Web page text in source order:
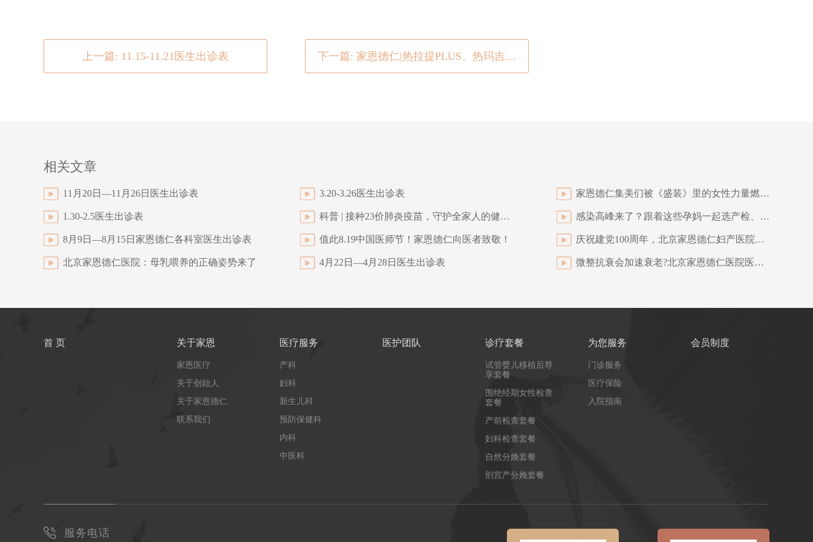
上一篇: 11.15-11.21医生出诊表 下一篇: 家恩德仁|热拉提PLUS、热玛吉、Fotona 4D pro，谁是抗衰C位呢？
相关文章
11月20日—11月26日医生出诊表 3.20-3.26医生出诊表 家恩德仁集美们被《盛装》里的女性力量燃到了
1.30-2.5医生出诊表 科普 | 接种23价肺炎疫苗，守护全家人的健康！ 感染高峰来了？跟着这些孕妈一起选产检、分娩医院
8月9日—8月15日家恩德仁各科室医生出诊表 值此8.19中国医师节！家恩德仁向医者致敬！ 庆祝建党100周年，北京家恩德仁妇产医院举办员工健步走活动
北京家恩德仁医院：母乳喂养的正确姿势来了 4月22日—4月28日医生出诊表 微整抗衰会加速衰老?北京家恩德仁医院医美给您答案!
首 页 关于家恩
家恩医疗
关于创始人
关于家恩德仁
联系我们
医疗服务
产科
妇科
新生儿科
预防保健科
内科
中医科
医护团队 诊疗套餐
试管婴儿移植后尊
享套餐
围绝经期女性检查
套餐
产前检查套餐
妇科检查套餐
自然分娩套餐
剖宫产分娩套餐
为您服务
门诊服务
医疗保险
入院指南
会员制度
服务电话